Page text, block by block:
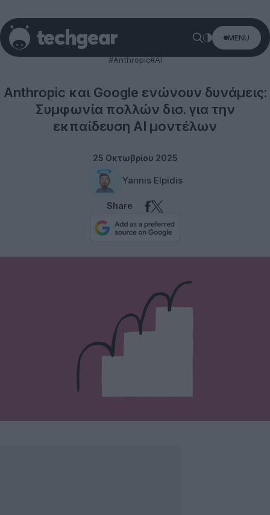
MENU
Technology
#Anthropic#AI
Anthropic και Google ενώνουν δυνάμεις:
Συμφωνία πολλών δισ. για την
εκπαίδευση AI μοντέλων
25 Οκτωβρίου 2025
Yannis Elpidis
Share